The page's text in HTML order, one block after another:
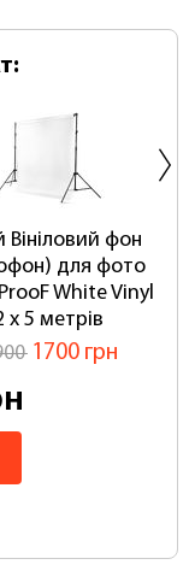
Вініловий фон
для фото
White Vinyl
х 5 метрів
1700 грн